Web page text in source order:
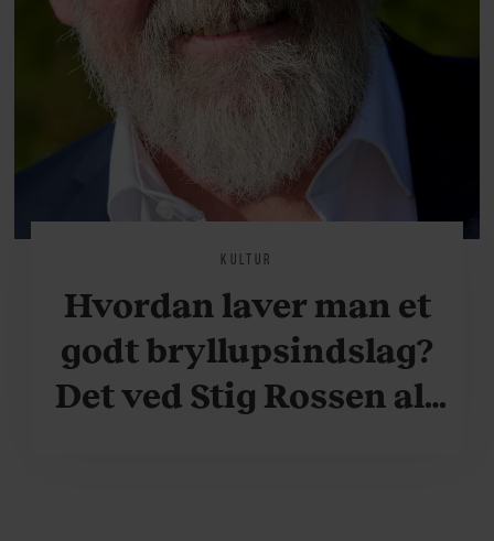
KULTUR
Hvordan laver man et
godt bryllupsindslag?
Det ved Stig Rossen alt